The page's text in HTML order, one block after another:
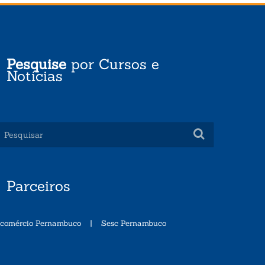
Pesquise por Cursos e
Notícias
Parceiros
Pernambuco | Sesc Pernambuco